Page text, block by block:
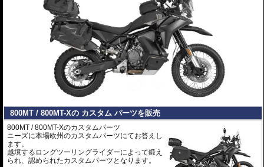
800MT / 800MT-Xの カスタム パーツを販売
800MT / 800MT-Xのカスタムパーツ
ニーズに本場欧州のカスタムパーツにてお答えし
ます。
越境するロングツーリングライダーによって鍛え
られ、認められたカスタムパーツとなります。